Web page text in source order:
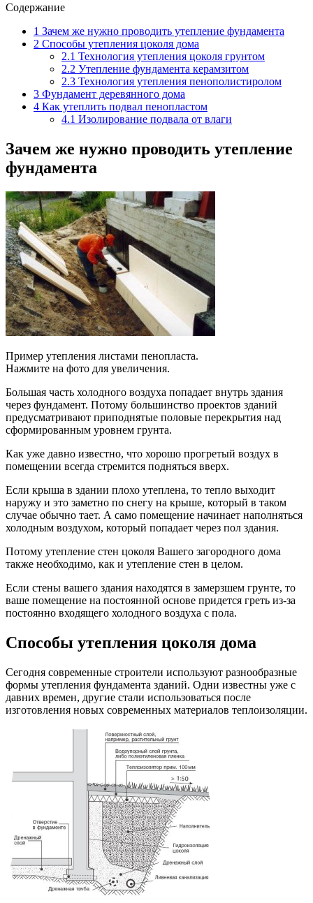
Содержание
1 Зачем же нужно проводить утепление фундамента
2 Способы утепления цоколя дома
2.1 Технология утепления цоколя грунтом
2.2 Утепление фундамента керамзитом
2.3 Технология утепления пенополистиролом
3 Фундамент деревянного дома
4 Как утеплить подвал пенопластом
4.1 Изолирование подвала от влаги
Зачем же нужно проводить утепление
фундамента
Пример утепления листами пенопласта.
Нажмите на фото для увеличения.
Большая часть холодного воздуха попадает внутрь здания
через фундамент. Потому большинство проектов зданий
предусматривают приподнятые половые перекрытия над
сформированным уровнем грунта.
Как уже давно известно, что хорошо прогретый воздух в
помещении всегда стремится подняться вверх.
Если крыша в здании плохо утеплена, то тепло выходит
наружу и это заметно по снегу на крыше, который в таком
случае обычно тает. А само помещение начинает наполняться
холодным воздухом, который попадает через пол здания.
Потому утепление стен цоколя Вашего загородного дома
также необходимо, как и утепление стен в целом.
Если стены вашего здания находятся в замерзшем грунте, то
ваше помещение на постоянной основе придется греть из-за
постоянно входящего холодного воздуха с пола.
Способы утепления цоколя дома
Сегодня современные строители используют разнообразные
формы утепления фундамента зданий. Одни известны уже с
давних времен, другие стали использоваться после
изготовления новых современных материалов теплоизоляции.